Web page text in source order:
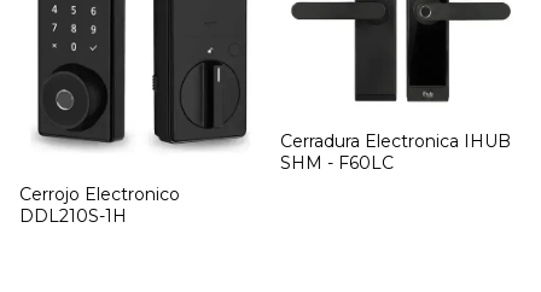
Cerrojo Electronico
DDL210S-1H
Cerradura Electronica IHUB
SHM - F60LC